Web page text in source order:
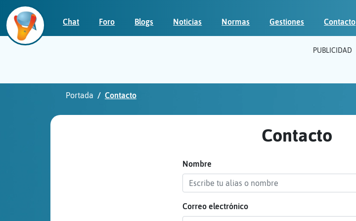
Chat Foro Blogs Noticias Normas Gestiones Contacto
PUBLICIDAD
Portada Contacto
Contacto
Nombre
Correo electrónico
Iniciar